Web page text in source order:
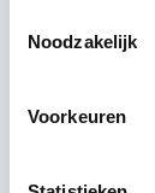
Noodzakelijk
Voorkeuren
Namibië
Bij